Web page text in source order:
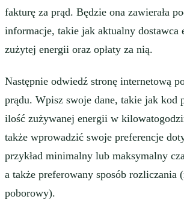
fakturę za prąd. Będzie ona zawierała
informacje, takie jak aktualny dostawca
zużytej energii oraz opłaty za nią.
Następnie odwiedź stronę internetową
prądu. Wpisz swoje dane, takie jak kod
ilość zużywanej energii w
także wprowadzić swoje preferencje
przykład minimalny lub maksymalny
a także preferowany sposób rozliczania
poborowy).